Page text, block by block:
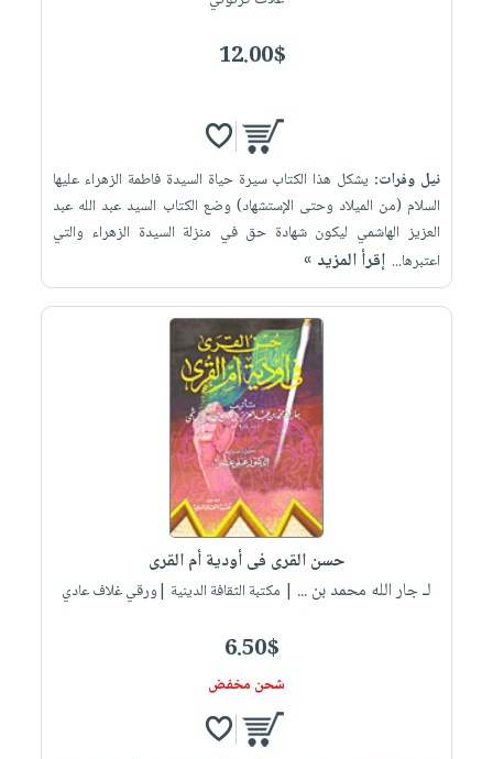
12.00$
نيل وفرات: يشكل هذا الكتاب سيرة حياة السيدة فاطمة الزهراء عليها
السلام (من الميلاد وحتى الإستشهاد) وضع الكتاب السيد عبد الله عبد
العزيز الهاشمي ليكون شهادة حق في منزلة السيدة الزهراء والتي
اعتبرها... إقرأ المزيد »
حسن القرى فى أودية أم القرى
لـ جار الله محمد بن ... | مكتبة الثقافة الدينية |ورقي غلاف عادي
6.50$
شحن مخفض